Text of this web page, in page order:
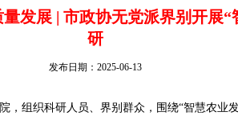
发展 | 市政协无党派界别开展“
研
发布日期：2025-06-13
组织科研人员、界别群众，围绕“智慧农业发